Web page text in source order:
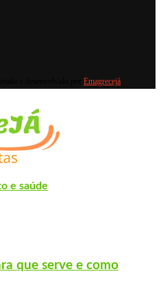
Emagrecejá
e saúde
que serve e como